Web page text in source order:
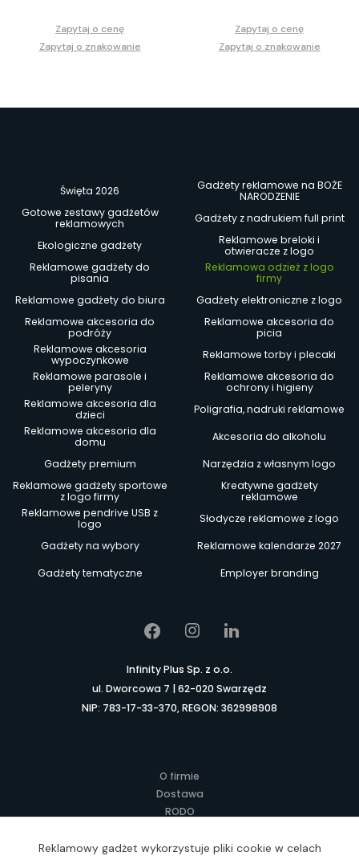
Zapytaj o cenę
Zapytaj o znakowanie
Zapytaj o cenę
Zapytaj o znakowanie
Święta 2026
Gadżety reklamowe na BOŻE
NARODZENIE
Gotowe zestawy gadżetów
reklamowych
Gadżety z nadrukiem full print
Ekologiczne gadżety
Reklamowe breloki i
otwieracze z logo
Reklamowe gadżety do
pisania
Reklamowa odzież z logo
firmy
Reklamowe gadżety do biura
Gadżety elektroniczne z logo
Reklamowe akcesoria do
podróży
Reklamowe akcesoria do
picia
Reklamowe akcesoria
wypoczynkowe
Reklamowe torby i plecaki
Reklamowe parasole i
peleryny
Reklamowe akcesoria do
ochrony i higieny
Reklamowe akcesoria dla
dzieci
Poligrafia, nadruki reklamowe
Reklamowe akcesoria dla
domu
Akcesoria do alkoholu
Gadżety premium
Narzędzia z własnym logo
Reklamowe gadżety sportowe
z logo firmy
Kreatywne gadżety
reklamowe
Reklamowe pendrive USB z
logo
Słodycze reklamowe z logo
Gadżety na wybory
Reklamowe kalendarze 2027
Gadżety tematyczne
Employer branding
Infinity Plus Sp. z o.o.
ul. Dworcowa 7 | 62-020 Swarzędz
NIP: 783-17-33-370, REGON: 362998908
O firmie
Dostawa
RODO
Regulamin
Reklamowy gadżet wykorzystuje pliki cookie w celach